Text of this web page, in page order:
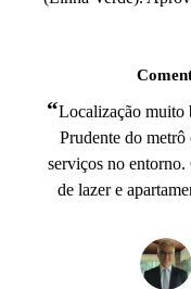
“Localização muito
Prudente do metrô
serviços no
de lazer e